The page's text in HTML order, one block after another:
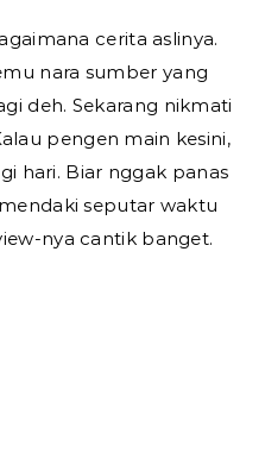
cerita aslinya.
nara sumber yang
deh. Sekarang nikmati
pengen main kesini,
hari. Biar nggak panas
seputar waktu
nya cantik banget.